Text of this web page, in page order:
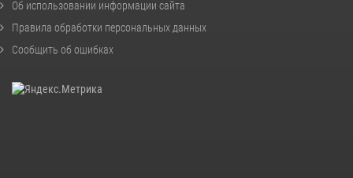
Об использовании информации сайта
Правила обработки персональных данных
Сообщить об ошибках